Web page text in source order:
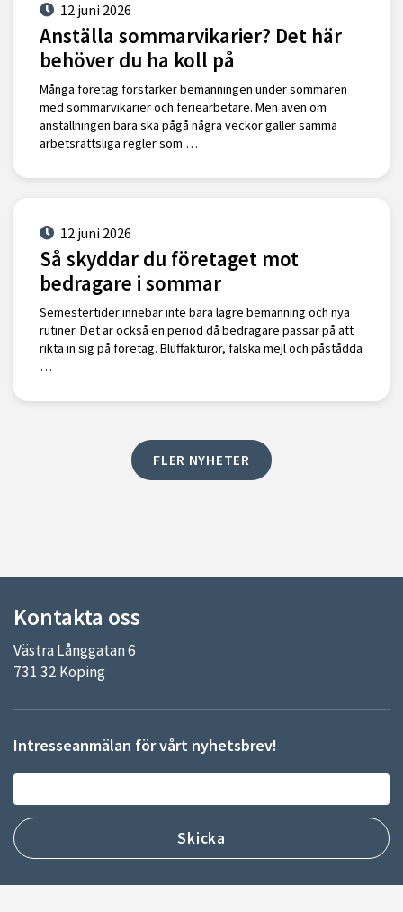
12 juni 2026
Anställa sommarvikarier? Det här
behöver du ha koll på
Många företag förstärker bemanningen under sommaren
med sommarvikarier och feriearbetare. Men även om
anställningen bara ska pågå några veckor gäller samma
arbetsrättsliga regler som …
12 juni 2026
Så skyddar du företaget mot
bedragare i sommar
Semestertider innebär inte bara lägre bemanning och nya
rutiner. Det är också en period då bedragare passar på att
rikta in sig på företag. Bluffakturor, falska mejl och påstådda
…
FLER NYHETER
Kontakta oss
Västra Långgatan 6
731 32 Köping
Intresseanmälan för vårt nyhetsbrev!